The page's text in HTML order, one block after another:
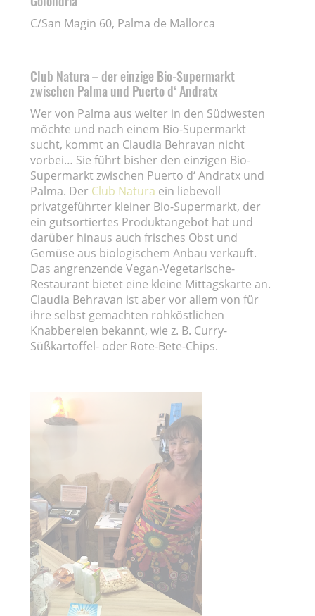
C/San Magin 60, Palma de Mallorca
Club Natura – der einzige Bio-Supermarkt
zwischen Palma und Puerto d‘ Andratx
Wer von Palma aus weiter in den Südwesten
möchte und nach einem Bio-Supermarkt
sucht, kommt an Claudia Behravan nicht
vorbei… Sie führt bisher den einzigen Bio-
Supermarkt zwischen Puerto d‘ Andratx und
Palma. Der Club Natura ein liebevoll
privatgeführter kleiner Bio-Supermarkt, der
ein gutsortiertes Produktangebot hat und
darüber hinaus auch frisches Obst und
Gemüse aus biologischem Anbau verkauft.
Das angrenzende Vegan-Vegetarische-
Restaurant bietet eine kleine Mittagskarte an.
Claudia Behravan ist aber vor allem von für
ihre selbst gemachten rohköstlichen
Knabbereien bekannt, wie z. B. Curry-
Süßkartoffel- oder Rote-Bete-Chips.